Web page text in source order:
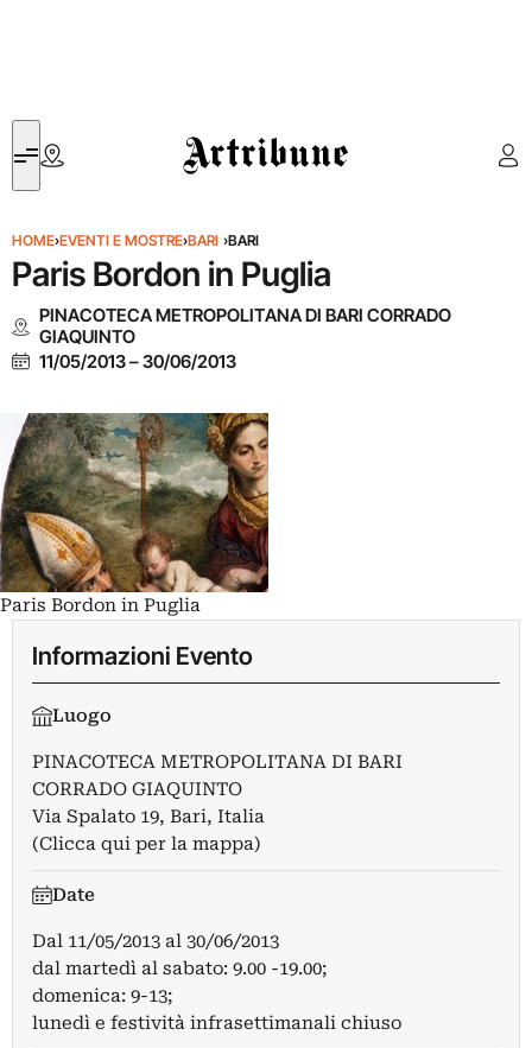
Artribune
HOME›EVENTI E MOSTRE›BARI ›BARI
Paris Bordon in Puglia
PINACOTECA METROPOLITANA DI BARI CORRADO
GIAQUINTO
11/05/2013–30/06/2013
Paris Bordon in Puglia
Informazioni Evento
Luogo
PINACOTECA METROPOLITANA DI BARI
CORRADO GIAQUINTO
Via Spalato 19, Bari, Italia
(Clicca qui per la mappa)
Date
Dal 11/05/2013 al 30/06/2013
dal martedì al sabato: 9.00 -19.00;
domenica: 9-13;
lunedì e festività infrasettimanali chiuso